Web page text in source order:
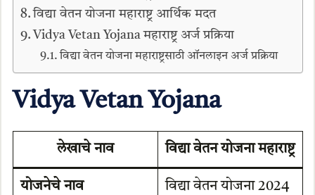
विद्या वेतन योजना महाराष्ट्र आर्थिक मदत
Vidya Vetan Yojana महाराष्ट्र अर्ज प्रक्रिया
विद्या वेतन योजना महाराष्ट्रसाठी ऑनलाइन अर्ज प्रक्रिया
Vidya Vetan Yojana
लेखाचे नाव विद्या वेतन योजना महाराष्ट्र
योजनेचे नाव विद्या वेतन योजना 2024